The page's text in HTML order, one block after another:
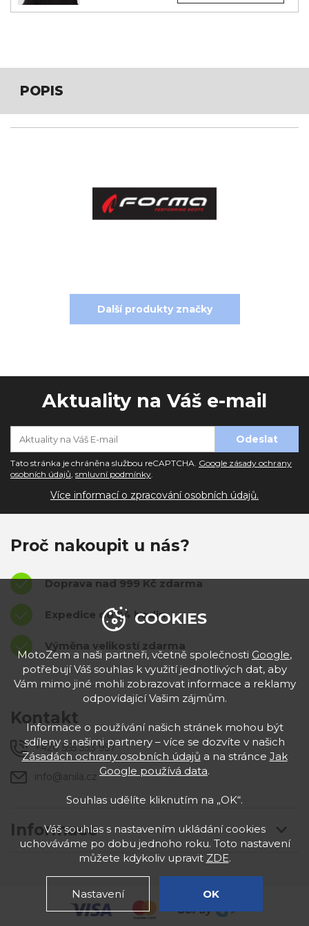
POPIS
Další produkty značky
Aktuality na Váš e-mail
Tato stránka je chráněna službou reCAPTCHA. Google zásady ochrany
osobních údajů, smluvní podmínky.
Více informací o zpracování osobních údajů.
Proč nakoupit u nás?
Doprava nad 999 Kč zdarma
Expedice do 24 hodin
Výměna velikostí zdarma
Informace
Kontakt
+420 555 333 957
info@anila.cz
COOKIES
MotoZem a naši partneři, včetně společnosti Google,
potřebují Váš souhlas k využití jednotlivých dat, aby
Vám mimo jiné mohli zobrazovat informace a reklamy
odpovídající Vašim zájmům.
Informace o používání našich stránek mohou být
sdíleny s našimi partnery – více se dozvíte v našich
Zásadách ochrany osobních údajů a na stránce Jak
Google používá data.
Souhlas udělíte kliknutím na „OK“.
Váš souhlas s nastavením ukládání cookies
uchováváme po dobu jednoho roku. Toto nastavení
můžete kdykoliv upravit ZDE.
Nastavení OK